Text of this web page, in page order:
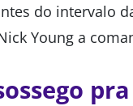
do intervalo
Young a